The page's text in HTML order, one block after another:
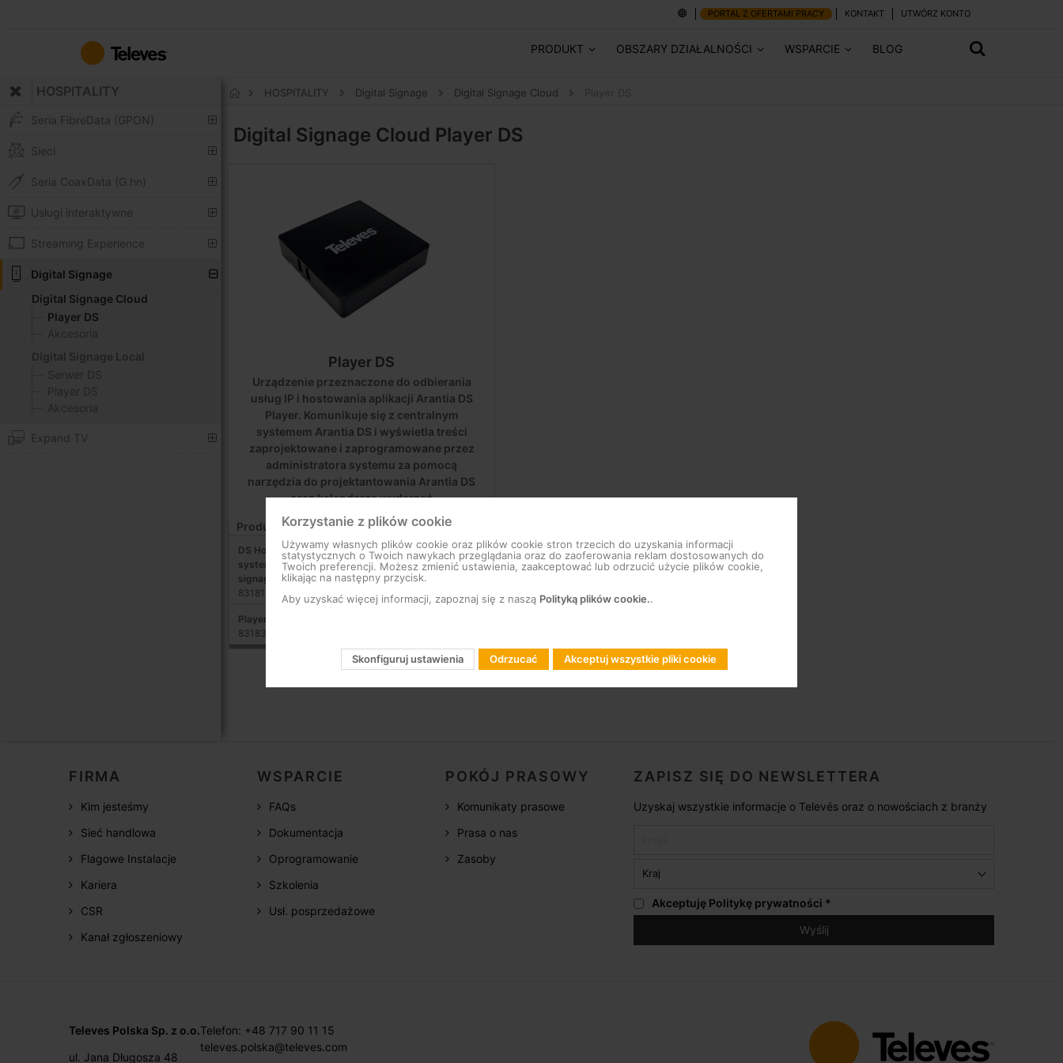
treści
PORTAL Z OFERTAMI PRACY KONTAKT UTWÓRZ KONTO
PRODUKT OBSZARY DZIAŁALNOŚCI WSPARCIE BLOG
HOSPITALITY
Seria FibreData (GPON)
Sieci
Seria CoaxData (G.hn)
Usługi interaktywne
Streaming Experience
Digital Signage
Digital Signage Cloud
Player DS
Akcesoria
Digital Signage Local
Serwer DS
Player DS
Akcesoria
Expand TV
HOSPITALITY Digital Signage Digital Signage Cloud
Digital Signage Cloud Player DS
Player DS
Urządzenie przeznaczone do odbierania
usług IP i hostowania aplikacji Arantia DS
Player. Komunikuje się z centralnym
systemem Arantia DS i wyświetla treści
zaprojektowane i zaprogramowane przez
administratora systemu za pomocą
narzędzia do projektantowania Arantia DS
oraz kalendarza wydarzeń
Produkty
DS Hosting Cloud Licencja roczna na korzystanie z
systemu Arantia DS Televés w każdym playerze digital
signage
831811
Player Arantia DS Nemesis V2 WiFi
831831
FIRMA
Kim jesteśmy
Sieć handlowa
Flagowe Instalacje
Kariera
CSR
Kanał zgłoszeniowy
WSPARCIE
FAQs
Dokumentacja
Oprogramowanie
Szkolenia
Usł. posprzedażowe
POKÓJ PRASOWY
Komunikaty prasowe
Prasa o nas
Zasoby
ZAPISZ SIĘ DO NEWSLETTERA
Uzyskaj wszystkie informacje o Televés oraz o nowościach z branży
Akceptuję Politykę prywatności *
Televes Polska Sp. z o.o.
ul. Jana Długosza 48
Telefon: +48 717 90 11 15
televes.polska@televes.com
Korzystanie z plików cookie
Używamy własnych plików cookie oraz plików cookie stron trzecich do uzyskania informacji
statystycznych o Twoich nawykach przeglądania oraz do zaoferowania reklam dostosowanych do
Twoich preferencji. Możesz zmienić ustawienia, zaakceptować lub odrzucić użycie plików cookie,
klikając na następny przycisk.
Aby uzyskać więcej informacji, zapoznaj się z naszą Polityką plików cookie..
Skonfiguruj ustawienia Odrzucać Akceptuj wszystkie pliki cookie